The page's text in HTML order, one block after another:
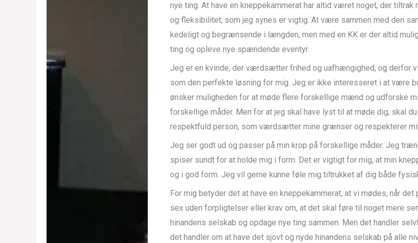
nye ting. At have en kneppekammerat har altid været noget, der tiltrak
og fleksibilitet, som jeg synes er vigtig. At være sammen med den
kedeligt og begrænsende i længden, men med en KK er der altid
ting og opleve nye spændende eventyr.
Jeg er en kvinde, der værdsætter frihed og uafhængighed, og derfor
som den perfekte løsning for mig. Jeg er ikke interesseret i at være
ønsker muligheden for at møde flere forskellige mænd og udforske
forskellige måder. Men for at jeg skal have lyst til at møde dig, skal
respektfuld person, som værdsætter mine grænser og respekterer mit
Jeg ser godt ud og passer på min krop på forskellige måder. Jeg
spiser sundt for at holde mig i form. Det er vigtigt for mig, at min
og i god form. Jeg vil gerne kunne føle mig tiltrukket af dig både
For mig betyder det at have en kneppekammerat, at vi mødes, når
sex uden forpligtelser eller krav om, at det skal føre til noget mere
hinandens selskab og opdage nye ting sammen. Men det handler
det handler om at have det sjovt og nyde hinandens selskab på alle